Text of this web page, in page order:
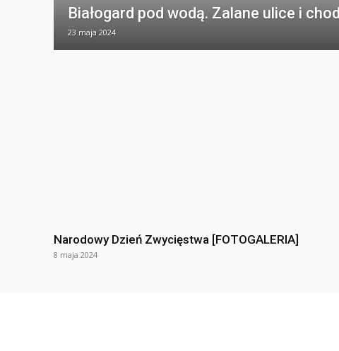
Białogard pod wodą. Zalane ulice i
23 maja 2024
Narodowy Dzień Zwycięstwa [FOTOGALERIA]
8 maja 2024